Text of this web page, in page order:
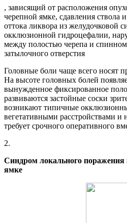
, зависящий от расположения
черепной ямке, сдавления ствола
оттока ликвора из желудочковой
окклюзионной гидроцефалии,
между полостью черепа и
затылочного отверстия
Головные боли чаще всего носят
На высоте головных болей
вынужденное фиксированное
развиваются застойные соски
возникают типичные
вегетативными расстройствами
требует срочного оперативного
2.
Синдром локального поражения
ямке